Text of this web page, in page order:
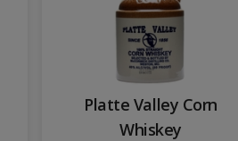
Platte Valley Corn
Whiskey